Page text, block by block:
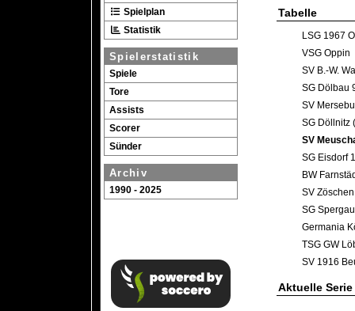
Spielplan
Statistik
Spielerstatistik
Spiele
Tore
Assists
Scorer
Sünder
Archiv
1990 - 2025
Tabelle
LSG 1967
VSG Oppin
SV B.-W.
SG Dölbau
SV
SG Döllnitz
SV
SG Eisdorf
BW
SV
SG Spergau
Germania
TSG GW
SV 1916
Aktuelle Serie